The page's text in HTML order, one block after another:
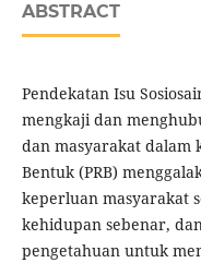
ABSTRACT
Pendekatan Isu
mengkaji dan
dan masyarakat dalam
Bentuk (PRB)
keperluan masyarakat
kehidupan sebenar,
pengetahuan untuk